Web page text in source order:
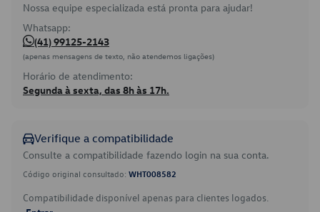
Nossa equipe especializada está pronta para ajudar!
Whatsapp:
(41) 99125-2143
(apenas mensagens de texto, não atendemos ligações)
Horário de atendimento:
Segunda à sexta, das 8h às 17h.
Verifique a compatibilidade
Consulte a compatibilidade fazendo login na sua conta.
Código original consultado: WHT008582
Compatibilidade disponível apenas para clientes logados.